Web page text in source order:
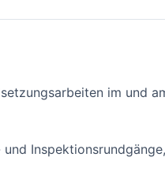
im und